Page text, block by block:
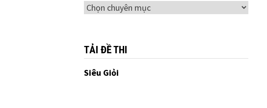
Chuyên
TẢI ĐỀ THI
Siêu Giỏi